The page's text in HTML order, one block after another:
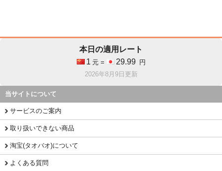
本日の適用レート
1 元 = 29.99
円
2026年8月9日更新
当サイトについて
サービスのご案内
取り扱いできない商品
淘宝(タオバオ)について
よくある質問